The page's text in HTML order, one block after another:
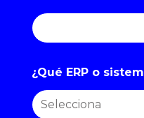
¿Qué ERP o